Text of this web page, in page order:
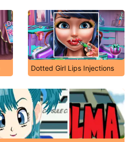
Dotted Girl Lips Injections